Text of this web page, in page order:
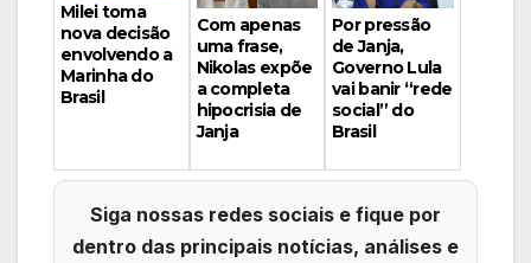
Milei toma
nova decisão
envolvendo a
Marinha do
Brasil
Com apenas
uma frase,
Nikolas expõe
a completa
hipocrisia de
Janja
Por pressão
de Janja,
Governo Lula
vai banir “rede
social” do
Brasil
Siga nossas redes sociais e fique por
dentro das principais notícias, análises e